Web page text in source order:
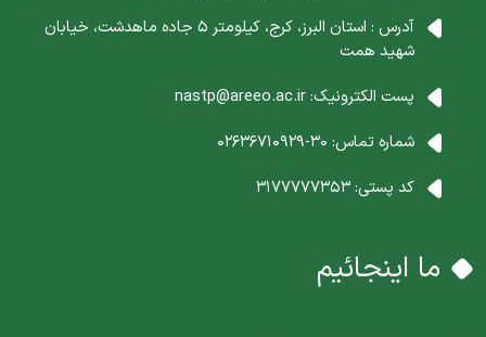
آدرس : استان البرز، کرج، کیلومتر 5 جاده ماهدشت، خیابان
شهید همت
پست الکترونیک:nastp@areeo.ac.ir
شماره تماس: 30-02636710929
کد پستی:3177777353
ما اینجائیم